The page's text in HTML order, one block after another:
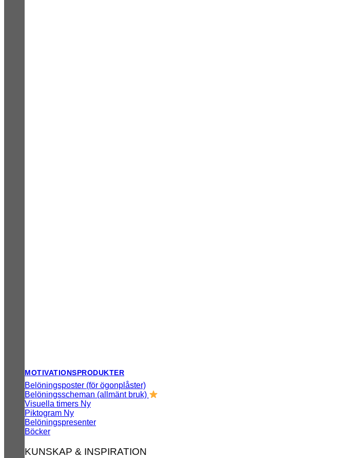
MOTIVATIONSPRODUKTER
Belöningsposter (för ögonplåster)
Belöningsscheman (allmänt bruk)
Visuella timers
Piktogram
Belöningspresenter
Böcker
KUNSKAP & INSPIRATION